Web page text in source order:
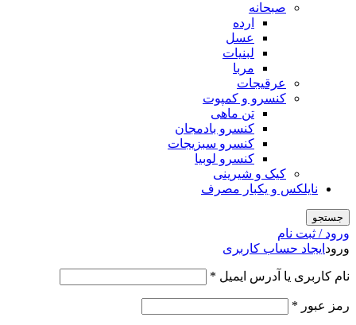
صبحانه
ارده
عسل
لبنیات
مربا
عرقیجات
کنسرو و کمپوت
تن ماهی
کنسرو بادمجان
کنسرو سبزیجات
کنسرو لوبیا
کیک و شیرینی
نایلکس و یکبار مصرف
جستجو
ورود / ثبت نام
ورود ایجاد حساب کاربری
نام کاربری یا آدرس ایمیل *
رمز عبور *